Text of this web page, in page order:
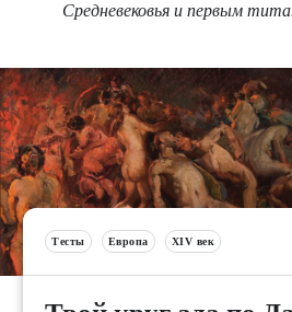
Средневековья и первым
Тесты Европа XIV век